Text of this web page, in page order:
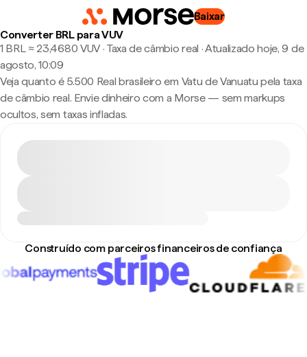
Baixar
Converter BRL para VUV
1 BRL ≈ 23,4680 VUV · Taxa de câmbio real ·Atualizado hoje, 9 de
agosto, 10:09
Veja quanto é 5.500 Real brasileiro em Vatu de Vanuatu pela taxa
de câmbio real. Envie dinheiro com a Morse — sem markups
ocultos, sem taxas infladas.
Construído com parceiros financeiros de confiança